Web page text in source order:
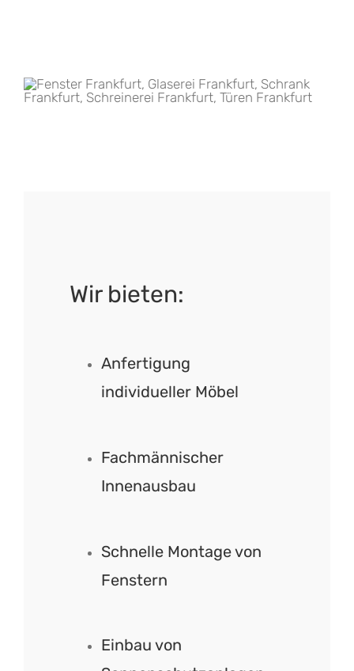
Wir bieten:
Anfertigung
individueller Möbel
Fachmännischer
Innenausbau
Schnelle Montage von
Fenstern
Einbau von